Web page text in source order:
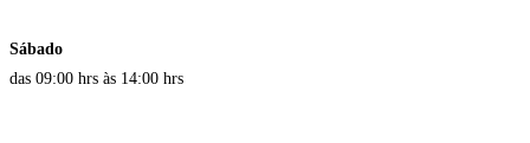
Sábado
das 09:00 hrs às 14:00 hrs